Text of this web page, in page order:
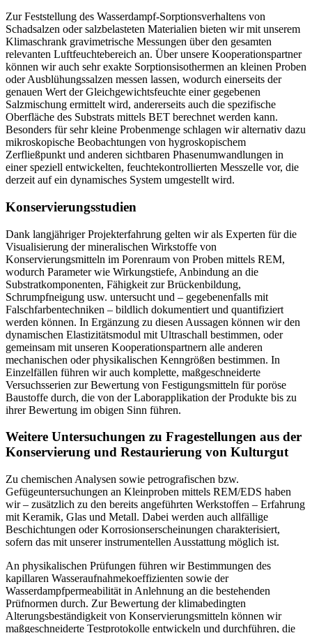
Zur Feststellung des Wasserdampf-Sorptionsverhaltens von
Schadsalzen oder salzbelasteten Materialien bieten wir mit unserem
Klimaschrank gravimetrische Messungen über den gesamten
relevanten Luftfeuchtebereich an. Über unsere Kooperationspartner
können wir auch sehr exakte Sorptionsisothermen an kleinen Proben
oder Ausblühungssalzen messen lassen, wodurch einerseits der
genauen Wert der Gleichgewichtsfeuchte einer gegebenen
Salzmischung ermittelt wird, andererseits auch die spezifische
Oberfläche des Substrats mittels BET berechnet werden kann.
Besonders für sehr kleine Probenmenge schlagen wir alternativ dazu
mikroskopische Beobachtungen von hygroskopischem
Zerfließpunkt und anderen sichtbaren Phasenumwandlungen in
einer speziell entwickelten, feuchtekontrollierten Messzelle vor, die
derzeit auf ein dynamisches System umgestellt wird.
Konservierungsstudien
Dank langjähriger Projekterfahrung gelten wir als Experten für die
Visualisierung der mineralischen Wirkstoffe von
Konservierungsmitteln im Porenraum von Proben mittels REM,
wodurch Parameter wie Wirkungstiefe, Anbindung an die
Substratkomponenten, Fähigkeit zur Brückenbildung,
Schrumpfneigung usw. untersucht und – gegebenenfalls mit
Falschfarbentechniken – bildlich dokumentiert und quantifiziert
werden können. In Ergänzung zu diesen Aussagen können wir den
dynamischen Elastizitätsmodul mit Ultraschall bestimmen, oder
gemeinsam mit unseren Kooperationspartnern alle anderen
mechanischen oder physikalischen Kenngrößen bestimmen. In
Einzelfällen führen wir auch komplette, maßgeschneiderte
Versuchsserien zur Bewertung von Festigungsmitteln für poröse
Baustoffe durch, die von der Laborapplikation der Produkte bis zu
ihrer Bewertung im obigen Sinn führen.
Weitere Untersuchungen zu Fragestellungen aus der
Konservierung und Restaurierung von Kulturgut
Zu chemischen Analysen sowie petrografischen bzw.
Gefügeuntersuchungen an Kleinproben mittels REM/EDS haben
wir – zusätzlich zu den bereits angeführten Werkstoffen – Erfahrung
mit Keramik, Glas und Metall. Dabei werden auch allfällige
Beschichtungen oder Korrosionserscheinungen charakterisiert,
sofern das mit unserer instrumentellen Ausstattung möglich ist.
An physikalischen Prüfungen führen wir Bestimmungen des
kapillaren Wasseraufnahmekoeffizienten sowie der
Wasserdampfpermeabilität in Anlehnung an die bestehenden
Prüfnormen durch. Zur Bewertung der klimabedingten
Alterungsbeständigkeit von Konservierungsmitteln können wir
maßgeschneiderte Testprotokolle entwickeln und durchführen, die